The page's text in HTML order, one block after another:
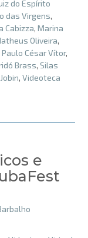
do Espírito
das Virgens,
Cabizza, Marina
Oliveira,
Paulo César Vítor,
Brass, Silas
, Videoteca
e